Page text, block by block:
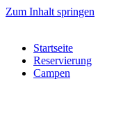
Zum Inhalt springen
Startseite
Reservierung
Campen